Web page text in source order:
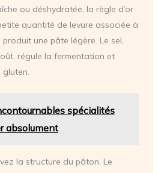
ou déshydratée, la règle d’or
quantité de levure associée à
une pâte légère. Le sel,
régule la fermentation et
gluten.
spécialités
absolument
la structure du pâton. Le